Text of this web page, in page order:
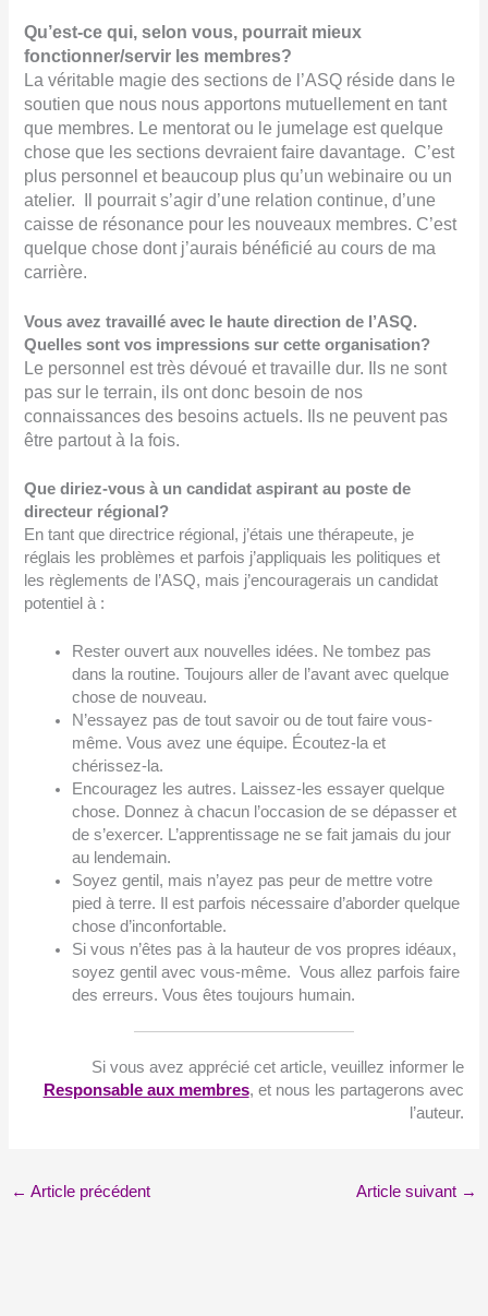
Qu’est-ce qui, selon vous, pourrait mieux
fonctionner/servir les membres?
La véritable magie des sections de l’ASQ réside dans le
soutien que nous nous apportons mutuellement en tant
que membres. Le mentorat ou le jumelage est quelque
chose que les sections devraient faire davantage. C’est
plus personnel et beaucoup plus qu’un webinaire ou un
atelier. Il pourrait s’agir d’une relation continue, d’une
caisse de résonance pour les nouveaux membres. C’est
quelque chose dont j’aurais bénéficié au cours de ma
carrière.
Vous avez travaillé avec le haute direction de l’ASQ.
Quelles sont vos impressions sur cette organisation?
Le personnel est très dévoué et travaille dur. Ils ne sont
pas sur le terrain, ils ont donc besoin de nos
connaissances des besoins actuels. Ils ne peuvent pas
être partout à la fois.
Que diriez-vous à un candidat aspirant au poste de
directeur régional?
En tant que directrice régional, j’étais une thérapeute, je
réglais les problèmes et parfois j’appliquais les politiques et
les règlements de l’ASQ, mais j’encouragerais un candidat
potentiel à :
Rester ouvert aux nouvelles idées. Ne tombez pas
dans la routine. Toujours aller de l’avant avec quelque
chose de nouveau.
N’essayez pas de tout savoir ou de tout faire vous-
même. Vous avez une équipe. Écoutez-la et
chérissez-la.
Encouragez les autres. Laissez-les essayer quelque
chose. Donnez à chacun l’occasion de se dépasser et
de s’exercer. L’apprentissage ne se fait jamais du jour
au lendemain.
Soyez gentil, mais n’ayez pas peur de mettre votre
pied à terre. Il est parfois nécessaire d’aborder quelque
chose d’inconfortable.
Si vous n’êtes pas à la hauteur de vos propres idéaux,
soyez gentil avec vous-même. Vous allez parfois faire
des erreurs. Vous êtes toujours humain.
Si vous avez apprécié cet article, veuillez informer le
Responsable aux membres, et nous les partagerons avec
l’auteur.
← Article précédent Article suivant →